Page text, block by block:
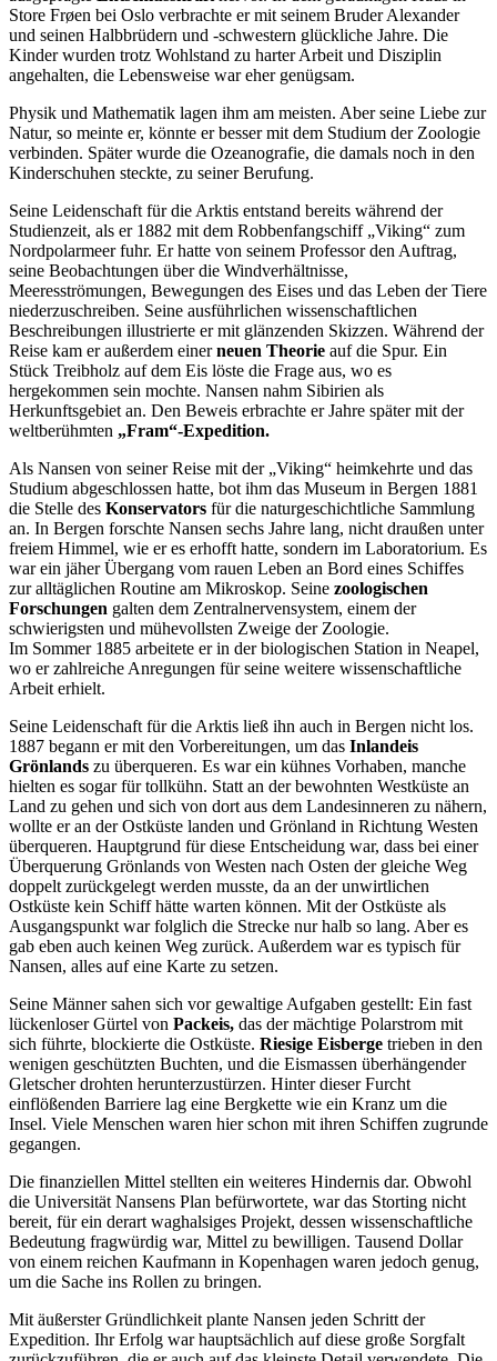
Store Frøen bei Oslo verbrachte er mit seinem Bruder Alexander
und seinen Halbbrüdern und -schwestern glückliche Jahre. Die
Kinder wurden trotz Wohlstand zu harter Arbeit und Disziplin
angehalten, die Lebensweise war eher genügsam.
Physik und Mathematik lagen ihm am meisten. Aber seine Liebe zur
Natur, so meinte er, könnte er besser mit dem Studium der Zoologie
verbinden. Später wurde die Ozeanografie, die damals noch in den
Kinderschuhen steckte, zu seiner Berufung.
Seine Leidenschaft für die Arktis entstand bereits während der
Studienzeit, als er 1882 mit dem Robbenfangschiff „Viking“ zum
Nordpolarmeer fuhr. Er hatte von seinem Professor den Auftrag,
seine Beobachtungen über die Windverhältnisse,
Meeresströmungen, Bewegungen des Eises und das Leben der Tiere
niederzuschreiben. Seine ausführlichen wissenschaftlichen
Beschreibungen illustrierte er mit glänzenden Skizzen. Während der
Reise kam er außerdem einerneuen Theorie auf die Spur. Ein
Stück Treibholz auf dem Eis löste die Frage aus, wo es
hergekommen sein mochte. Nansen nahm Sibirien als
Herkunftsgebiet an. Den Beweis erbrachte er Jahre später mit der
weltberühmten „Fram“-Expedition.
Als Nansen von seiner Reise mit der „Viking“ heimkehrte und das
Studium abgeschlossen hatte, bot ihm das Museum in Bergen 1881
die Stelle des Konservators für die naturgeschichtliche Sammlung
an. In Bergen forschte Nansen sechs Jahre lang, nicht draußen unter
freiem Himmel, wie er es erhofft hatte, sondern im Laboratorium. Es
war ein jäher Übergang vom rauen Leben an Bord eines Schiffes
zur alltäglichen Routine am Mikroskop. Seine zoologischen
Forschungen galten dem Zentralnervensystem, einem der
schwierigsten und mühevollsten Zweige der Zoologie.
Im Sommer 1885 arbeitete er in der biologischen Station in Neapel,
wo er zahlreiche Anregungen für seine weitere wissenschaftliche
Arbeit erhielt.
Seine Leidenschaft für die Arktis ließ ihn auch in Bergen nicht los.
1887 begann er mit den Vorbereitungen, um das Inlandeis
Grönlands zu überqueren. Es war ein kühnes Vorhaben, manche
hielten es sogar für tollkühn. Statt an der bewohnten Westküste an
Land zu gehen und sich von dort aus dem Landesinneren zu nähern,
wollte er an der Ostküste landen und Grönland in Richtung Westen
überqueren. Hauptgrund für diese Entscheidung war, dass bei einer
Überquerung Grönlands von Westen nach Osten der gleiche Weg
doppelt zurückgelegt werden musste, da an der unwirtlichen
Ostküste kein Schiff hätte warten können. Mit der Ostküste als
Ausgangspunkt war folglich die Strecke nur halb so lang. Aber es
gab eben auch keinen Weg zurück. Außerdem war es typisch für
Nansen, alles auf eine Karte zu setzen.
Seine Männer sahen sich vor gewaltige Aufgaben gestellt: Ein fast
lückenloser Gürtel von Packeis, das der mächtige Polarstrom mit
sich führte, blockierte die Ostküste. Riesige Eisberge trieben in den
wenigen geschützten Buchten, und die Eismassen überhängender
Gletscher drohten herunterzustürzen. Hinter dieser Furcht
einflößenden Barriere lag eine Bergkette wie ein Kranz um die
Insel. Viele Menschen waren hier schon mit ihren Schiffen zugrunde
gegangen.
Die finanziellen Mittel stellten ein weiteres Hindernis dar. Obwohl
die Universität Nansens Plan befürwortete, war das Storting nicht
bereit, für ein derart waghalsiges Projekt, dessen wissenschaftliche
Bedeutung fragwürdig war, Mittel zu bewilligen. Tausend Dollar
von einem reichen Kaufmann in Kopenhagen waren jedoch genug,
um die Sache ins Rollen zu bringen.
Mit äußerster Gründlichkeit plante Nansen jeden Schritt der
Expedition. Ihr Erfolg war hauptsächlich auf diese große Sorgfalt